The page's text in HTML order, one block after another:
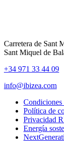
Carretera de Sant
Sant Miquel de
+34 971 33 44 09
info@ibizea.com
Condiciones
Política de
Privacidad
Energía